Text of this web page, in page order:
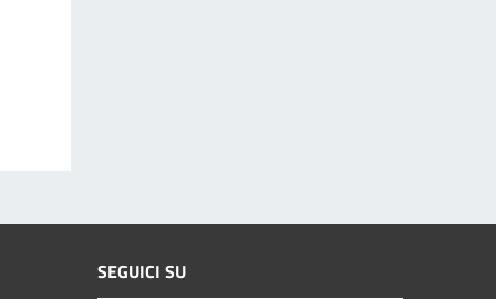
SEGUICI SU